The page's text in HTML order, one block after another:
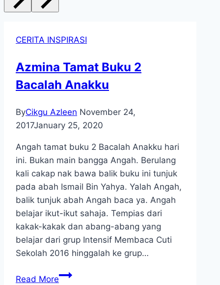
CERITA INSPIRASI
Azmina Tamat Buku 2
Bacalah Anakku
ByCikgu Azleen November 24,
2017January 25, 2020
Angah tamat buku 2 Bacalah Anakku hari
ini. Bukan main bangga Angah. Berulang
kali cakap nak bawa balik buku ini tunjuk
pada abah Ismail Bin Yahya. Yalah Angah,
balik tunjuk abah Angah baca ya. Angah
belajar ikut-ikut sahaja. Tempias dari
kakak-kakak dan abang-abang yang
belajar dari grup Intensif Membaca Cuti
Sekolah 2016 hinggalah ke grup…
Read MoreAzmina